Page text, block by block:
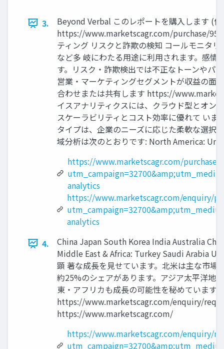
3.
Beyond Verbal このレポートを購入します (
https://www.marketscagr.com/purchase/
ティング リスクと詐欺の検知 コールモニタ
など多 岐にわたる用途に利用されます。感
す。リスク・詐欺検出では不正なトーンやパ
営業・マーケティングセグメントが収益の面
合わせまたは共有します https://
イスアナリティクスには、クラウド型とオン
スケーラビリティとコスト効率に優れて い
タイプは、企業のニーズに応じた柔軟な選択
域分析は次のとおりです: North America:
https://www.marketscagr.com/purchase/
analytics
https://www.marketscagr.com/enquiry/
analytics
4.
China Japan South Korea India Australia
Middle East & Africa: Turkey Saudi Arabia
顕 著な成長を見せています。北米は主な市
約25%のシェアがあります。アジア太平洋地
東・アフリカも成長の可能性を秘めています
https://www.marketscagr.com/enquiry/
https://www.marketscagr.com/
https://www.marketscagr.com/enquiry/